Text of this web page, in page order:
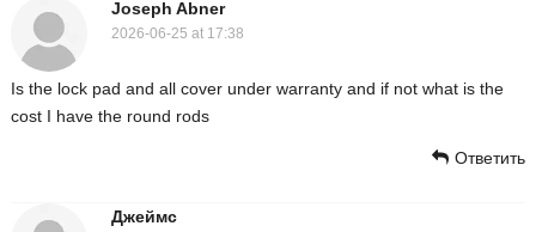
Joseph Abner
2026-06-25 at 17:38
Is the lock pad and all cover under warranty and if not what is the
cost I have the round rods
Ответить
Джеймс